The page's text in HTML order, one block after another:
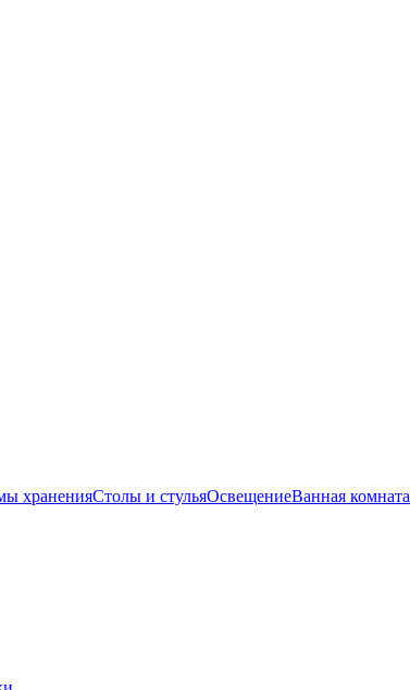
храненияСтолы и стульяОсвещениеВанная комната